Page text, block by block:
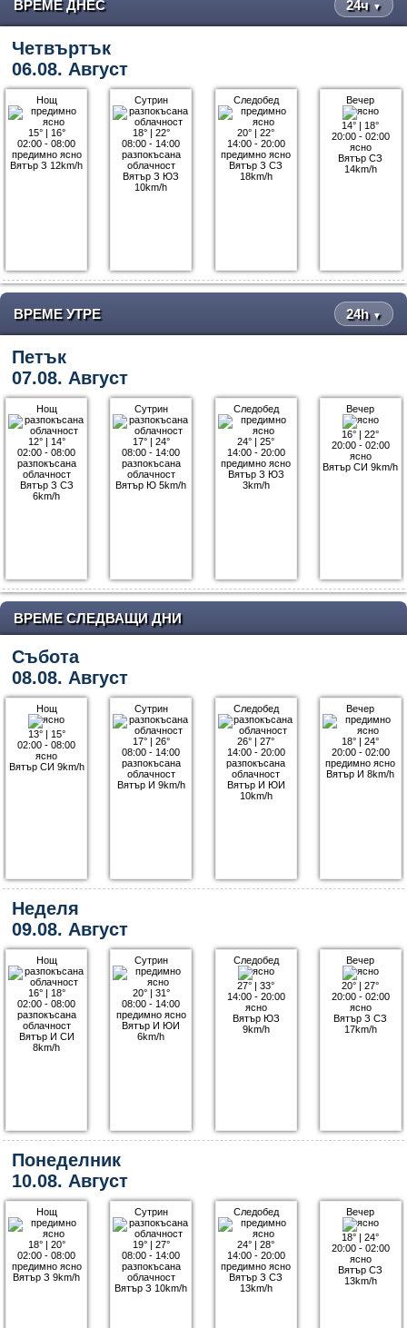
ВРЕМЕ ДНЕС 24ч ▼
Четвъртък
06.08. Август
Нощ
15°| 16°
02:00 - 08:00
предимно ясно
Вятър З 12km/h
Сутрин
18°| 22°
08:00 - 14:00
разпокъсана
облачност
Вятър З ЮЗ
10km/h
Следобед
20° |22°
14:00 - 20:00
предимно ясно
Вятър З СЗ
18km/h
Вечер
14° | 18°
20:00 - 02:00
ясно
Вятър СЗ
14km/h
ВРЕМЕ УТРЕ 24h ▼
Петък
07.08. Август
Нощ
12°| 14°
02:00 - 08:00
разпокъсана
облачност
Вятър З СЗ
6km/h
Сутрин
17°| 24°
08:00 - 14:00
разпокъсана
облачност
Вятър Ю 5km/h
Следобед
24° |25°
14:00 - 20:00
предимно ясно
Вятър З ЮЗ
3km/h
Вечер
16° |22°
20:00 - 02:00
ясно
Вятър СИ 9km/h
ВРЕМЕ СЛЕДВАЩИ ДНИ
Събота
08.08. Август
Нощ
13°| 15°
02:00 - 08:00
ясно
Вятър СИ 9km/h
Сутрин
17°| 26°
08:00 - 14:00
разпокъсана
облачност
Вятър И 9km/h
Следобед
26° |27°
14:00 - 20:00
разпокъсана
облачност
Вятър И ЮИ
10km/h
Вечер
18° |24°
20:00 - 02:00
предимно ясно
Вятър И 8km/h
Неделя
09.08. Август
Нощ
16°| 18°
02:00 - 08:00
разпокъсана
облачност
Вятър И СИ
8km/h
Сутрин
20°| 31°
08:00 - 14:00
предимно ясно
Вятър И ЮИ
6km/h
Следобед
27° |33°
14:00 - 20:00
ясно
Вятър ЮЗ
9km/h
Вечер
20° |27°
20:00 - 02:00
ясно
Вятър З СЗ
17km/h
Понеделник
10.08. Август
Нощ
18°| 20°
02:00 - 08:00
предимно ясно
Вятър З 9km/h
Сутрин
19°| 27°
08:00 - 14:00
разпокъсана
облачност
Вятър З 10km/h
Следобед
24° |28°
14:00 - 20:00
предимно ясно
Вятър З СЗ
13km/h
Вечер
18° |24°
20:00 - 02:00
ясно
Вятър СЗ
13km/h